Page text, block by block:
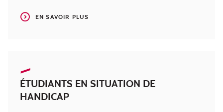
EN SAVOIR PLUS
ÉTUDIANTS EN SITUATION DE
HANDICAP